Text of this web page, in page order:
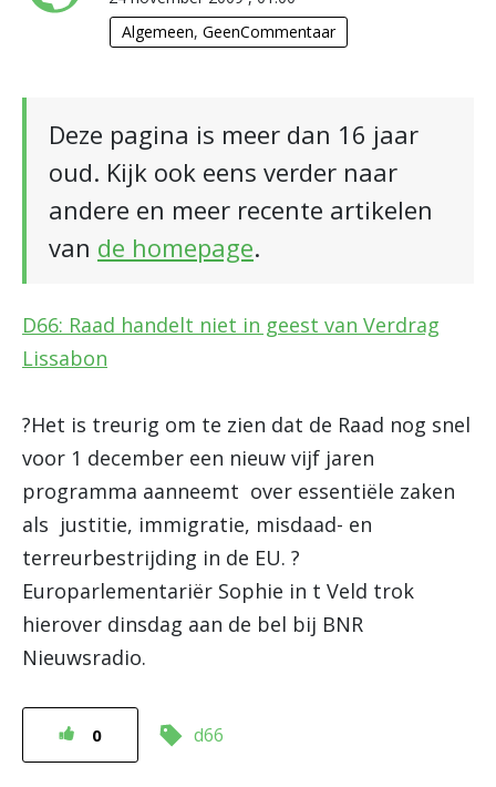
Algemeen, GeenCommentaar
Deze pagina is meer dan 16 jaar
oud. Kijk ook eens verder naar
andere en meer recente artikelen
van de homepage.
D66: Raad handelt niet in geest van Verdrag
Lissabon
?Het is treurig om te zien dat de Raad nog snel
voor 1 december een nieuw vijf jaren
programma aanneemt over essentiële zaken
als justitie, immigratie, misdaad- en
terreurbestrijding in de EU. ?
Europarlementariër Sophie in t Veld trok
hierover dinsdag aan de bel bij BNR
Nieuwsradio.
0 d66